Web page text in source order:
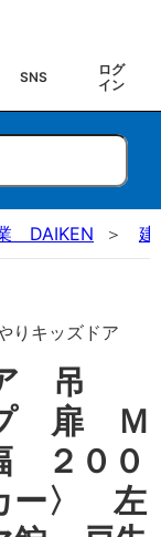
SNS
ログ
イン
DAIKEN 建
りキッズドア
吊
扉 Ｍ
２００
ー〉 左